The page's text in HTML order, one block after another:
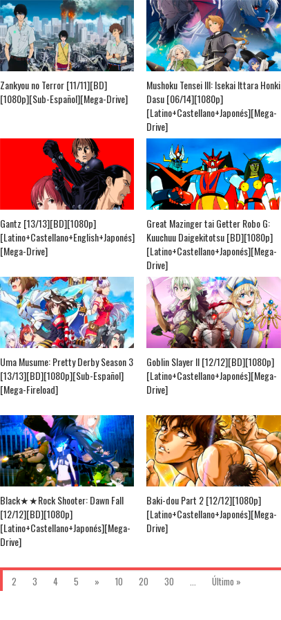
Zankyou no Terror [11/11][BD]
[1080p][Sub-Español][Mega-Drive]
Mushoku Tensei III: Isekai Ittara Honki
Dasu [06/14][1080p]
[Latino+Castellano+Japonés][Mega-
Drive]
Gantz [13/13][BD][1080p]
[Latino+Castellano+English+Japonés]
[Mega-Drive]
Great Mazinger tai Getter Robo G:
Kuuchuu Daigekitotsu [BD][1080p]
[Latino+Castellano+Japonés][Mega-
Drive]
Uma Musume: Pretty Derby Season 3
[13/13][BD][1080p][Sub-Español]
[Mega-Fireload]
Goblin Slayer II [12/12][BD][1080p]
[Latino+Castellano+Japonés][Mega-
Drive]
Black★★Rock Shooter: Dawn Fall
[12/12][BD][1080p]
[Latino+Castellano+Japonés][Mega-
Drive]
Baki-dou Part 2 [12/12][1080p]
[Latino+Castellano+Japonés][Mega-
Drive]
2 3 4 5 » 10 20 30 ... Último »